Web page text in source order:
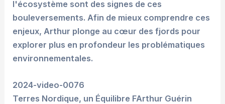
l'écosystème sont des signes de ces
bouleversements. Afin de mieux comprendre ces
enjeux, Arthur plonge au cœur des fjords pour
explorer plus en profondeur les problématiques
environnementales.
2024-video-0076
Terres Nordique, un Équilibre FArthur Guérin